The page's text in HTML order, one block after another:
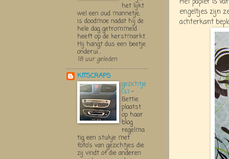
engeltjes zijn
achterkant
het lijkt
wel een oud mannetje,
is doodmoe nadat hij de
hele dag getrommeld
heeft op de kerstmarkt.
Hij hangt dus een beetje
onderui...
18 uur geleden
KITSCRAPS
gezichtje
(s) -
Bettie
plaatst
op haar
blog
regelma
tig een stukje met
foto’s van gezichtjes die
zij vindt of die anderen